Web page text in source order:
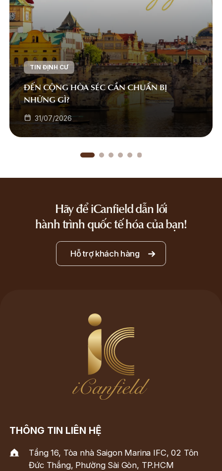
TIN ĐỊNH CƯ
ĐẾN CỘNG HÒA SÉC CẦN CHUẨN BỊ
NHỮNG GÌ?
31/07/2026
Hãy để iCanfield dẫn lối
hành trình quốc tế hóa của bạn!
Hỗ trợ khách hàng
THÔNG TIN LIÊN HỆ
Tầng 16, Tòa nhà Saigon Marina IFC, 02 Tôn
Đức Thắng, Phường Sài Gòn, TP.HCM